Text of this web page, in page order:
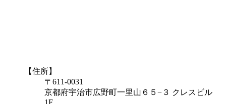
【住所】
〒611-0031
京都府宇治市広野町一里山６５−３ クレスビル
1F